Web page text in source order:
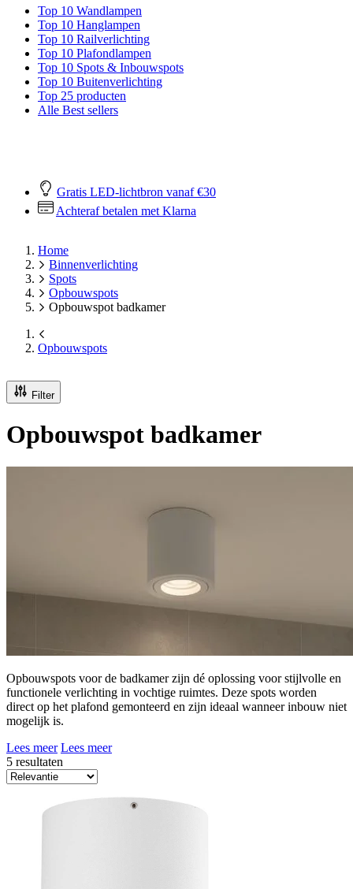
Top 10 Wandlampen
Top 10 Hanglampen
Top 10 Railverlichting
Top 10 Plafondlampen
Top 10 Spots & Inbouwspots
Top 10 Buitenverlichting
Top 25 producten
Alle Best sellers
Gratis LED-lichtbron vanaf €30
Achteraf betalen met Klarna
Home
Binnenverlichting
Spots
Opbouwspots
Opbouwspot badkamer
Opbouwspots
Filter
Opbouwspot badkamer
Opbouwspots voor de badkamer zijn dé oplossing voor stijlvolle en
functionele verlichting in vochtige ruimtes. Deze spots worden
direct op het plafond gemonteerd en zijn ideaal wanneer inbouw niet
mogelijk is.
Lees meer Lees meer
5 resultaten